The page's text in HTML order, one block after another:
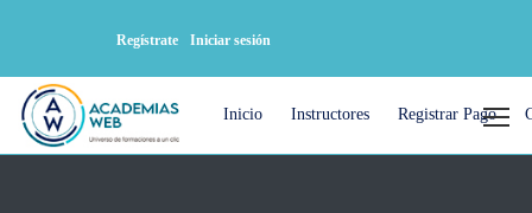
Regístrate Iniciar sesión
Inicio Instructores Registrar Pago